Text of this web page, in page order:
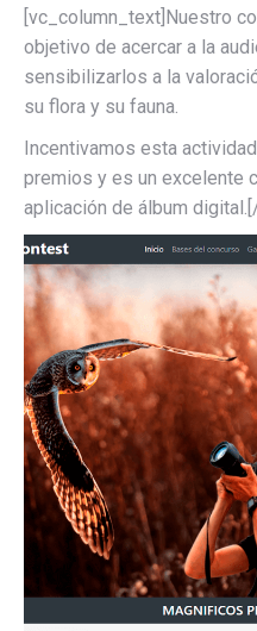
[vc_column_text]Nuestro
objetivo de acercar a la
sensibilizarlos a la
su flora y su fauna.
Incentivamos esta
premios y es un excelente
aplicación de álbum